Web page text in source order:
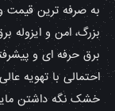
به صرفه ترین قیمت
بزرگ، امن و ایزوله
برق حرفه ای و
احتمالی با تهویه
خشک نگه داشتن